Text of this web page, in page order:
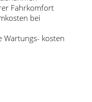
Fahrkomfort
bei
Wartungs- kosten